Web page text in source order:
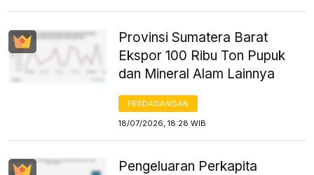
Provinsi Sumatera Barat
Ekspor 100 Ribu Ton Pupuk
dan Mineral Alam Lainnya
PERDAGANGAN
18/07/2026, 18:28 WIB
Pengeluaran Perkapita